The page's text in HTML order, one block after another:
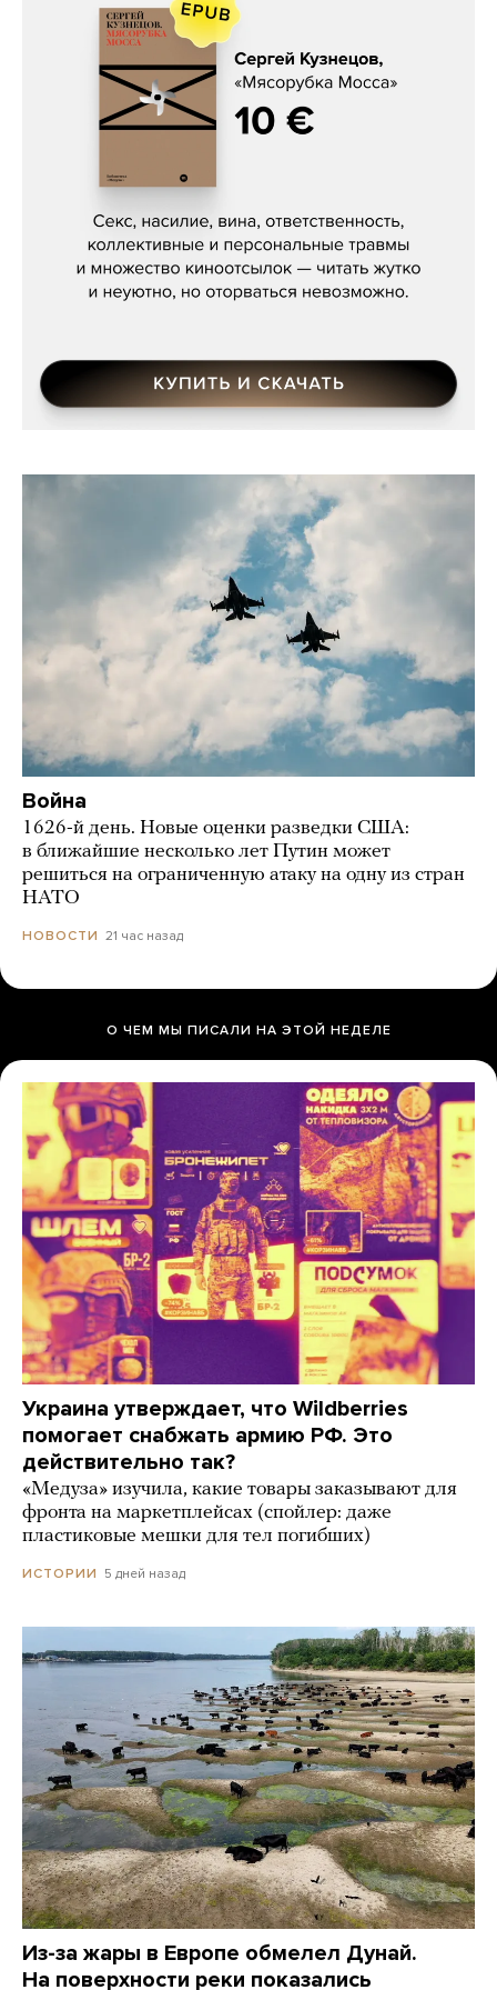
Сергей Кузнецов, «Мясорубка
Война
1626-й день. Новые оценки разведки США:
в ближайшие несколько лет Путин может
решиться на ограниченную атаку на одну из стран
НАТО
НОВОСТИ 21 час назад
О ЧЕМ МЫ ПИСАЛИ НА ЭТОЙ НЕДЕЛЕ
Украина утверждает, что Wildberries
помогает снабжать армию РФ. Это
действительно так?
«Медуза» изучила, какие товары заказывают для
фронта на маркетплейсах (спойлер: даже
пластиковые мешки для тел погибших)
ИСТОРИИ 5 дней назад
Из-за жары в Европе обмелел Дунай.
На поверхности реки показались